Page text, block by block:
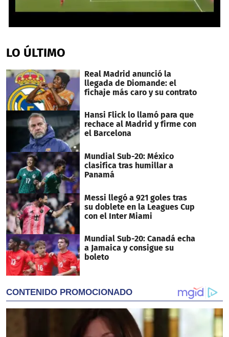
of
1
15
seconds
LO ÚLTIMO
Real Madrid anunció la
llegada de Diomande: el
fichaje más caro y su contrato
Hansi Flick lo llamó para que
rechace al Madrid y firme con
el Barcelona
Mundial Sub-20: México
clasifica tras humillar a
Panamá
Messi llegó a 921 goles tras
su doblete en la Leagues Cup
con el Inter Miami
Mundial Sub-20: Canadá echa
a Jamaica y consigue su
boleto